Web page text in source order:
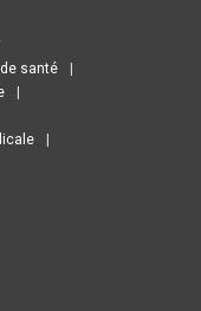
santé